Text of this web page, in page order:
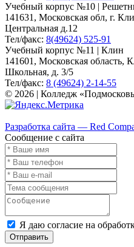
Учебный корпус №10 |
141631, Московская обл, г.
Центральная д.12
Тел/факс: 8(49624) 525-91
Учебный корпус №11 | Клин
141601, Московская область,
Школьная, д. 3/5
Тел/факс: 8 (49624) 2-14-55
© 2026 | Колледж
Разработка сайта — Red
Сообщение с сайта
Я даю согласие на
Отправить